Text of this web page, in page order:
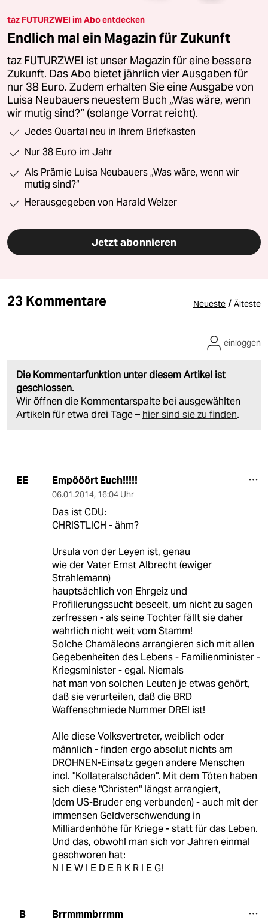
taz FUTURZWEI im Abo entdecken
Endlich mal ein Magazin für Zukunft
taz FUTURZWEI ist unser Magazin für eine bessere
Zukunft. Das Abo bietet jährlich vier Ausgaben für
nur 38 Euro. Zudem erhalten Sie eine Ausgabe von
Luisa Neubauers neuestem Buch „Was wäre, wenn
wir mutig sind?“ (solange Vorrat reicht).
Jedes Quartal neu in Ihrem Briefkasten
Nur 38 Euro im Jahr
Als Prämie Luisa Neubauers „Was wäre, wenn wir
mutig sind?“
Herausgegeben von Harald Welzer
Jetzt abonnieren
23 Kommentare Neueste / Älteste
Die Kommentarfunktion unter diesem Artikel ist
geschlossen.
Wir öffnen die Kommentarspalte bei ausgewählten
Artikeln für etwa drei Tage – hier sind sie zu finden.
einloggen
EE Empööört Euch!!!!!
06.01.2014, 16:04 Uhr
Das ist CDU:
CHRISTLICH - ähm?
Ursula von der Leyen ist, genau
wie der Vater Ernst Albrecht (ewiger
Strahlemann)
hauptsächlich von Ehrgeiz und
Profilierungssucht beseelt, um nicht zu sagen
zerfressen - als seine Tochter fällt sie daher
wahrlich nicht weit vom Stamm!
Solche Chamäleons arrangieren sich mit allen
Gegebenheiten des Lebens - Familienminister -
Kriegsminister - egal. Niemals
hat man von solchen Leuten je etwas gehört,
daß sie verurteilen, daß die BRD
Waffenschmiede Nummer DREI ist!
Alle diese Volksvertreter, weiblich oder
männlich - finden ergo absolut nichts am
DROHNEN-Einsatz gegen andere Menschen
incl. "Kollateralschäden". Mit dem Töten haben
sich diese "Christen" längst arrangiert,
(dem US-Bruder eng verbunden) - auch mit der
immensen Geldverschwendung in
Milliardenhöhe für Kriege - statt für das Leben.
Und das, obwohl man sich vor Jahren einmal
geschworen hat:
N I E W I E D E R K R I E G!
B Brrmmmbrrmm